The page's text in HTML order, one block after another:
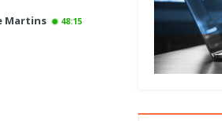
Martins 48:15